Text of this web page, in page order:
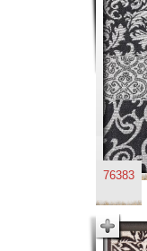
76383